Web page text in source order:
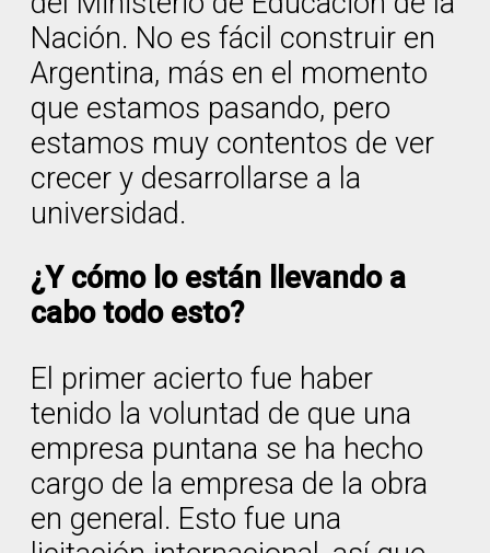
Nación. No es fácil construir en
Argentina, más en el momento
que estamos pasando, pero
estamos muy contentos de ver
crecer y desarrollarse a la
universidad.
¿Y cómo lo están llevando a
cabo todo esto?
El primer acierto fue haber
tenido la voluntad de que una
empresa puntana se ha hecho
cargo de la empresa de la obra
en general. Esto fue una